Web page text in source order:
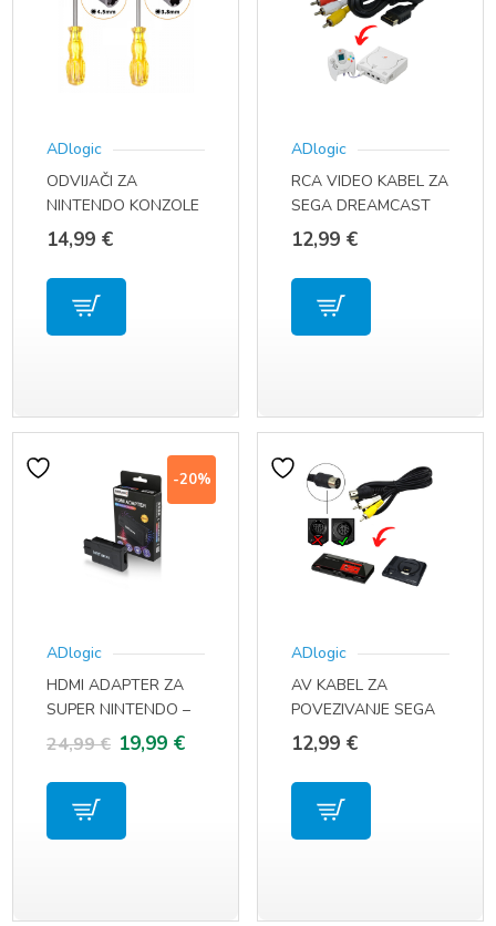
ADlogic
ODVIJAČI ZA
NINTENDO KONZOLE
I DISKETE
14,99 €
ADlogic
RCA VIDEO KABEL ZA
SEGA DREAMCAST
12,99 €
-20%
ADlogic
HDMI ADAPTER ZA
SUPER NINTENDO –
SNES / NINTENDO
GAMECUBE /
NINTENDO 64
24,99€ Izvorna
cijena
19,99 €Trenutna
ADlogic
AV KABEL ZA
POVEZIVANJE SEGA
MEGA DRIVE 1 /
GENESIS 1 NA TV /
MONITOR
12,99 €